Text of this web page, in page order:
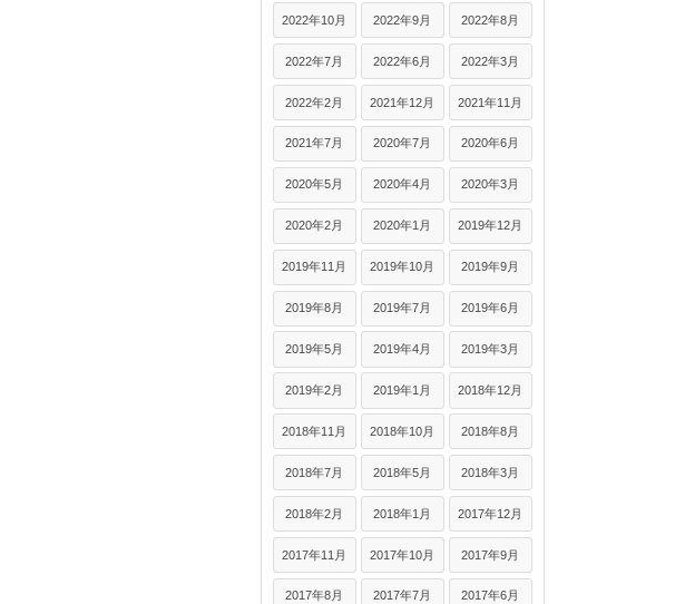
2022年10月 2022年9月 2022年8月
2022年7月 2022年6月 2022年3月
2022年2月 2021年12月 2021年11月
2021年7月 2020年7月 2020年6月
2020年5月 2020年4月 2020年3月
2020年2月 2020年1月 2019年12月
2019年11月 2019年10月 2019年9月
2019年8月 2019年7月 2019年6月
2019年5月 2019年4月 2019年3月
2019年2月 2019年1月 2018年12月
2018年11月 2018年10月 2018年8月
2018年7月 2018年5月 2018年3月
2018年2月 2018年1月 2017年12月
2017年11月 2017年10月 2017年9月
2017年8月 2017年7月 2017年6月